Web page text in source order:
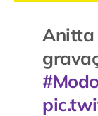
Anitta